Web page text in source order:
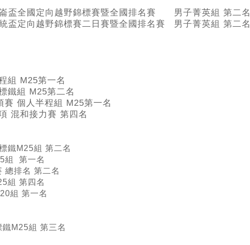
盃全國定向越野錦標賽暨全國排名賽
男子菁英組 第二名
盃定向越野錦標賽二日賽暨全國排名賽
男子菁英組 第二名
組 M25第一名
鐵組 M25第二名
賽 個人半程組 M25第一名
混和接力賽 第四名
鐵M25組 第二名
組 第一名
總排名 第二名
組 第四名
組 第一名
M25組 第三名